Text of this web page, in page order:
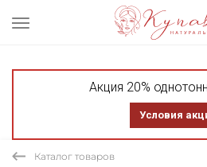
Акция 20%
Условия
Каталог товаров